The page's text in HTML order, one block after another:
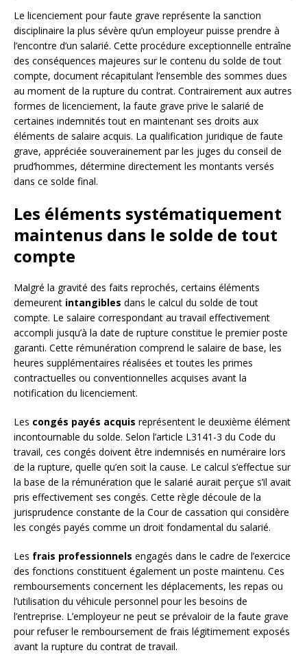
Le licenciement pour faute grave représente la sanction
disciplinaire la plus sévère qu’un employeur puisse prendre à
l’encontre d’un salarié. Cette procédure exceptionnelle entraîne
des conséquences majeures sur le contenu du solde de tout
compte, document récapitulant l’ensemble des sommes dues
au moment de la rupture du contrat. Contrairement aux autres
formes de licenciement, la faute grave prive le salarié de
certaines indemnités tout en maintenant ses droits aux
éléments de salaire acquis. La qualification juridique de faute
grave, appréciée souverainement par les juges du conseil de
prud’hommes, détermine directement les montants versés
dans ce solde final.
Les éléments systématiquement
maintenus dans le solde de tout
compte
Malgré la gravité des faits reprochés, certains éléments
demeurent intangibles dans le calcul du solde de tout
compte. Le salaire correspondant au travail effectivement
accompli jusqu’à la date de rupture constitue le premier poste
garanti. Cette rémunération comprend le salaire de base, les
heures supplémentaires réalisées et toutes les primes
contractuelles ou conventionnelles acquises avant la
notification du licenciement.
Les congés payés acquis représentent le deuxième élément
incontournable du solde. Selon l’article L3141-3 du Code du
travail, ces congés doivent être indemnisés en numéraire lors
de la rupture, quelle qu’en soit la cause. Le calcul s’effectue sur
la base de la rémunération que le salarié aurait perçue s’il avait
pris effectivement ses congés. Cette règle découle de la
jurisprudence constante de la Cour de cassation qui considère
les congés payés comme un droit fondamental du salarié.
Les frais professionnels engagés dans le cadre de l’exercice
des fonctions constituent également un poste maintenu. Ces
remboursements concernent les déplacements, les repas ou
l’utilisation du véhicule personnel pour les besoins de
l’entreprise. L’employeur ne peut se prévaloir de la faute grave
pour refuser le remboursement de frais légitimement exposés
avant la rupture du contrat de travail.